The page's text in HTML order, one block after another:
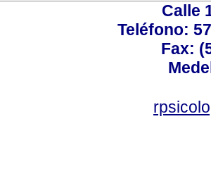
Calle
Teléfono:
Fax: